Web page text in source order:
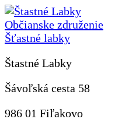
Občianske združenie
Šťastné labky
Štastné Labky
Šávoľská cesta 58
986 01 Fiľakovo